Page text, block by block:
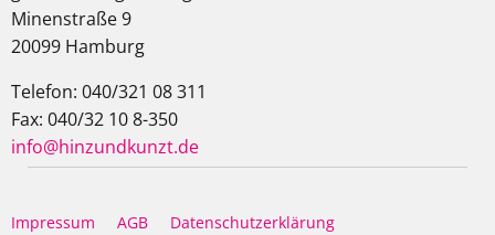
Minenstraße 9
20099 Hamburg
Telefon: 040/321 08 311
Fax: 040/32 10 8-350
info@hinzundkunzt.de
Impressum AGB Datenschutzerklärung